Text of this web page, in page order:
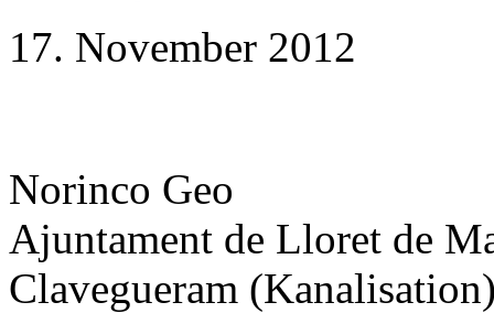
17. November 2012
Norinco Geo
Ajuntament de Lloret de
Clavegueram